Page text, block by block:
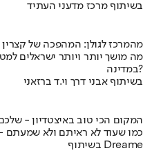
בשיתוף מרכז מדעני העתיד
מהמרכז לגולן: המהפכה של קצרין
מה מושך יותר ויותר ישראלים
במדינה?
בשיתוף אבני דרך וי.ד ברזאני
המקום הכי טוב באיצטדיון -
המונדיאל עם מסכי Dreame - כמו שעוד לא ראיתם ולא שמעתם
בשיתוף Dreame